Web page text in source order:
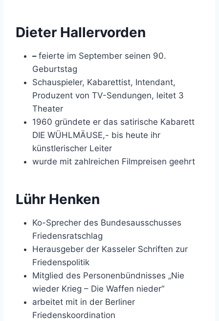
Dieter Hallervorden
– feierte im September seinen 90.
Geburtstag
Schauspieler, Kabarettist, Intendant,
Produzent von TV-Sendungen, leitet 3
Theater
1960 gründete er das satirische Kabarett
DIE WÜHLMÄUSE,- bis heute ihr
künstlerischer Leiter
wurde mit zahlreichen Filmpreisen geehrt
Lühr Henken
Ko-Sprecher des Bundesausschusses
Friedensratschlag
Herausgeber der Kasseler Schriften zur
Friedenspolitik
Mitglied des Personenbündnisses „Nie
wieder Krieg – Die Waffen nieder“
arbeitet mit in der Berliner
Friedenskoordination